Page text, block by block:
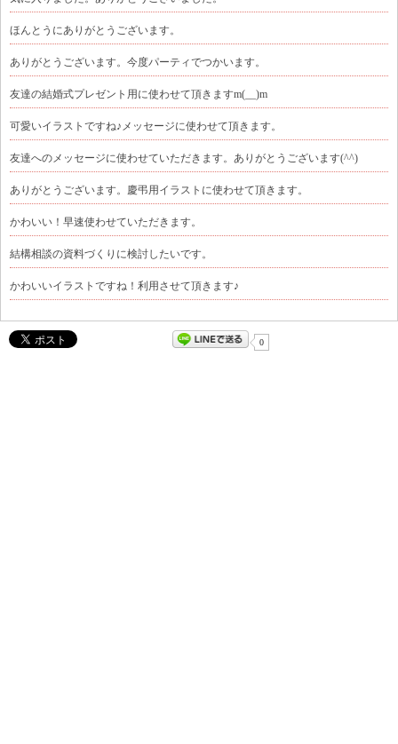
ほんとうにありがとうございます。
ありがとうございます。今度パーティでつかいます。
友達の結婚式プレゼント用に使わせて頂きますm(__)m
可愛いイラストですね♪メッセージに使わせて頂きます。
友達へのメッセージに使わせていただきます。ありがとうございます(^^)
ありがとうございます。慶弔用イラストに使わせて頂きます。
かわいい！早速使わせていただきます。
結構相談の資料づくりに検討したいです。
かわいいイラストですね！利用させて頂きます♪
0